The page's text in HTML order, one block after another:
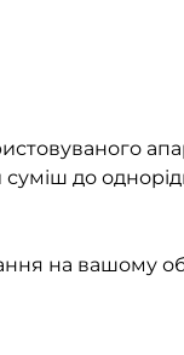
до
на вашому